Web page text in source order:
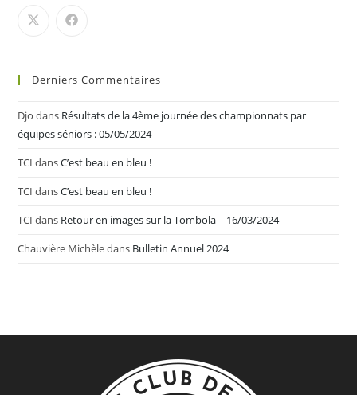
Derniers Commentaires
Djo dans Résultats de la 4ème journée des championnats par
équipes séniors : 05/05/2024
TCI dansC’est beau en bleu !
TCI dansC’est beau en bleu !
TCI dans Retour en images sur la Tombola – 16/03/2024
Chauvière Michèledans Bulletin Annuel 2024